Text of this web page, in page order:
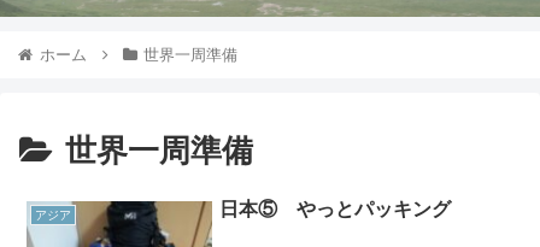
ホーム 世界一周準備
世界一周準備
アジア 日本⑤ やっとパッキング